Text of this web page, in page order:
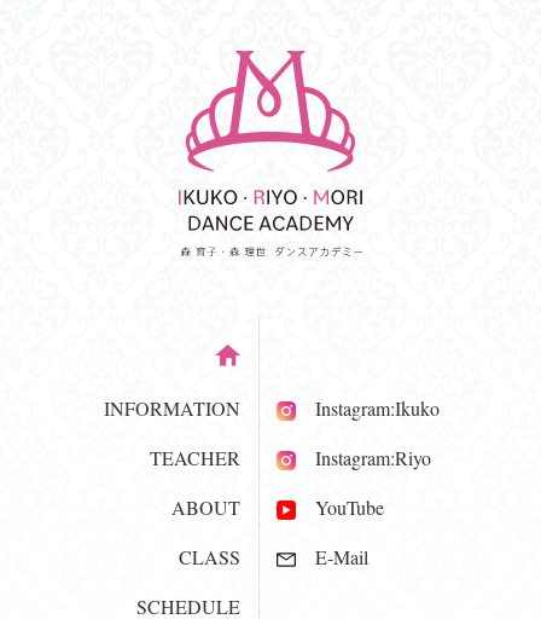
INFORMATION
TEACHER
ABOUT
CLASS
SCHEDULE
Instagram:Ikuko
Instagram:Riyo
YouTube
E-Mail